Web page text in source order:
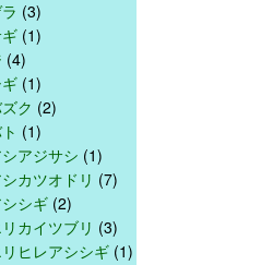
(3)
(1)
(4)
(1)
ク (2)
(1)
アジサシ (1)
カツオドリ (7)
シギ (2)
カイツブリ (3)
ヒレアシシギ (1)